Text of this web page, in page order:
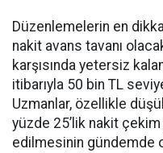
Düzenlemelerin en
nakit avans tavanı
karşısında yetersiz
itibarıyla 50 bin TL
Uzmanlar, özellikle
yüzde 25’lik nakit çekim
edilmesinin gündemde